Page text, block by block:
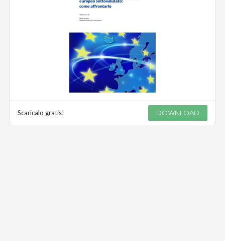
Scaricalo gratis! DOWNLOAD